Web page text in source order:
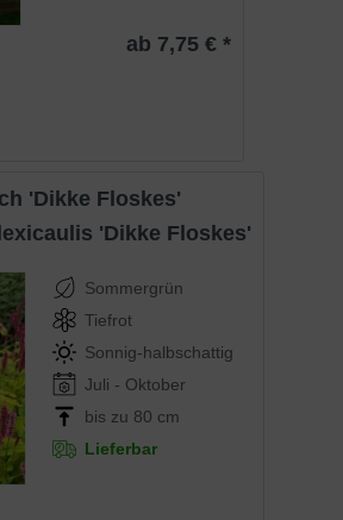
ab 7,75 € *
'Dikke Floskes'
'Dikke Floskes'
Sommergrün
Tiefrot
Sonnig-halbschattig
Juli - Oktober
bis zu 80 cm
Lieferbar